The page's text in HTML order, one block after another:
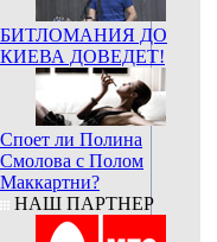
БИТЛОМАНИЯ ДО
КИЕВА ДОВЕДЕТ!
Споет ли Полина
Смолова с Полом
Маккартни?
НАШ ПАРТНЕР